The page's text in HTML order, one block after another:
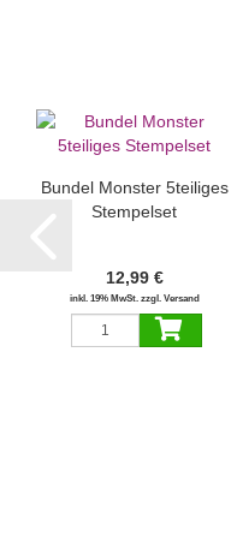
Bundel Monster 5teiliges
Stempelset
12,99 €
inkl. 19% MwSt. zzgl. Versand